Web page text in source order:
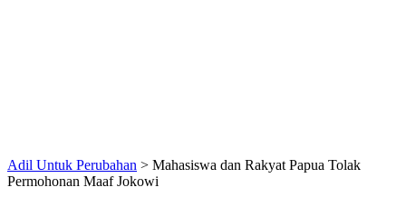
Adil Untuk Perubahan > Mahasiswa dan Rakyat Papua Tolak
Permohonan Maaf Jokowi